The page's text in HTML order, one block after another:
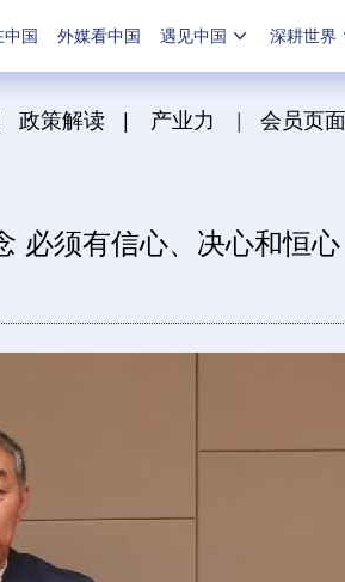
国 外媒看中国 遇见中国 深耕世界
政策解读 产业力 会员页面
必须有信心、决心和恒心